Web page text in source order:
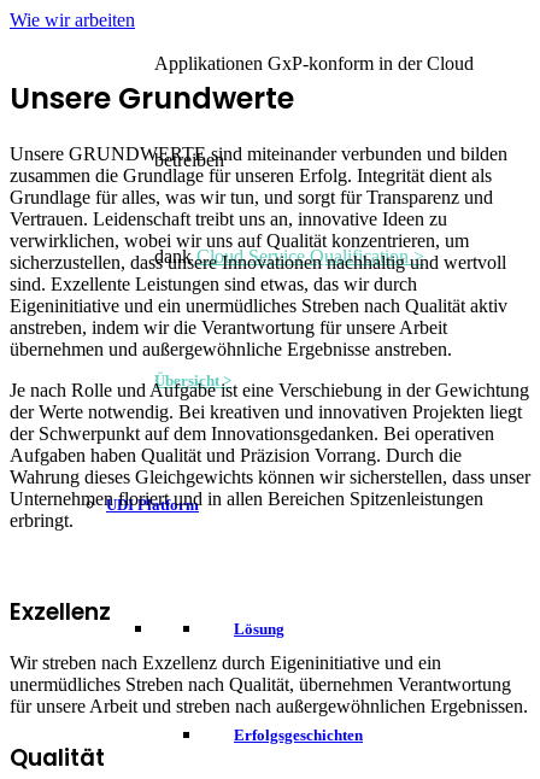
Applikationen GxP-konform in der Cloud
betreiben
dankCloud Service Qualification >
Übersicht >
UDI Platform
Lösung
Erfolgsgeschichten
Wie wir arbeiten
Unsere Grundwerte
Unsere GRUNDWERTE sind miteinander verbunden und bilden
zusammen die Grundlage für unseren Erfolg. Integrität dient als
Grundlage für alles, was wir tun, und sorgt für Transparenz und
Vertrauen. Leidenschaft treibt uns an, innovative Ideen zu
verwirklichen, wobei wir uns auf Qualität konzentrieren, um
sicherzustellen, dass unsere Innovationen nachhaltig und wertvoll
sind. Exzellente Leistungen sind etwas, das wir durch
Eigeninitiative und ein unermüdliches Streben nach Qualität aktiv
anstreben, indem wir die Verantwortung für unsere Arbeit
übernehmen und außergewöhnliche Ergebnisse anstreben.
Je nach Rolle und Aufgabe ist eine Verschiebung in der Gewichtung
der Werte notwendig. Bei kreativen und innovativen Projekten liegt
der Schwerpunkt auf dem Innovationsgedanken. Bei operativen
Aufgaben haben Qualität und Präzision Vorrang. Durch die
Wahrung dieses Gleichgewichts können wir sicherstellen, dass unser
Unternehmen floriert und in allen Bereichen Spitzenleistungen
erbringt.
Exzellenz
Wir streben nach Exzellenz durch Eigeninitiative und ein
unermüdliches Streben nach Qualität, übernehmen Verantwortung
für unsere Arbeit und streben nach außergewöhnlichen Ergebnissen.
Qualität